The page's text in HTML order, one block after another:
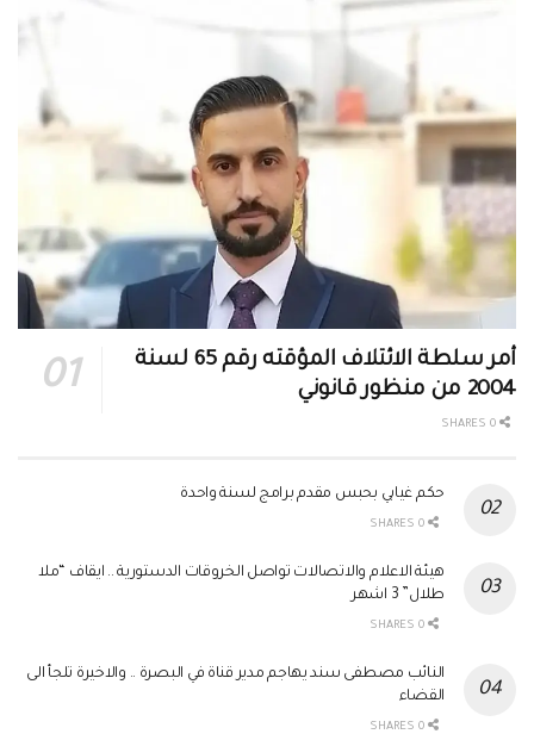
أمر سلطة الائتلاف المؤقته رقم 65 لسنة
2004 من منظور قانوني
حكم غيابي بحبس مقدم برامج لسنة واحدة
هيئة الاعلام والاتصالات تواصل الخروقات الدستورية .. ايقاف “ملا
طلال” 3 اشهر
النائب مصطفى سند يهاجم مدير قناة في البصرة .. والاخيرة تلجأ الى
القضاء